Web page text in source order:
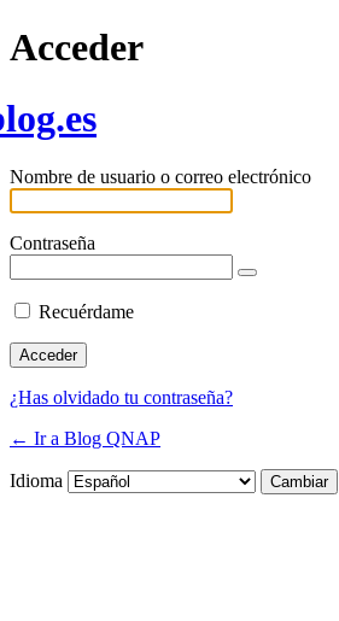
Acceder
Nombre de usuario o correo electrónico
Contraseña
Recuérdame
¿Has olvidado tu contraseña?
← Ir a Blog QNAP
Idioma